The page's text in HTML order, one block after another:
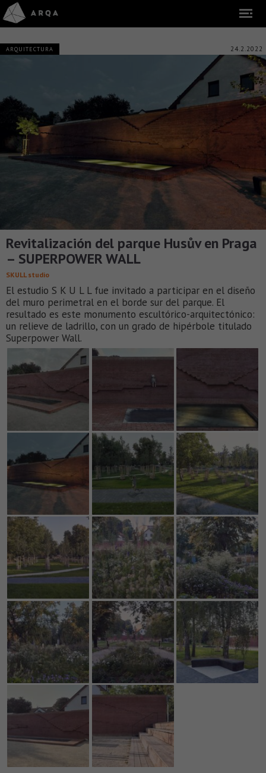
ARQUITECTURA 24.2.2022
Revitalización del parque Husův en Praga
– SUPERPOWER WALL
SKULL studio
El estudio S K U L L fue invitado a participar en el diseño
del muro perimetral en el borde sur del parque. El
resultado es este monumento escultórico-arquitectónico:
un relieve de ladrillo, con un grado de hipérbole titulado
Superpower Wall.